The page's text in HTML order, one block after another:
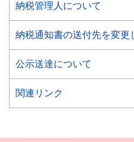
納税管理人について
納税通知書の送付先を変更
公示送達について
関連リンク